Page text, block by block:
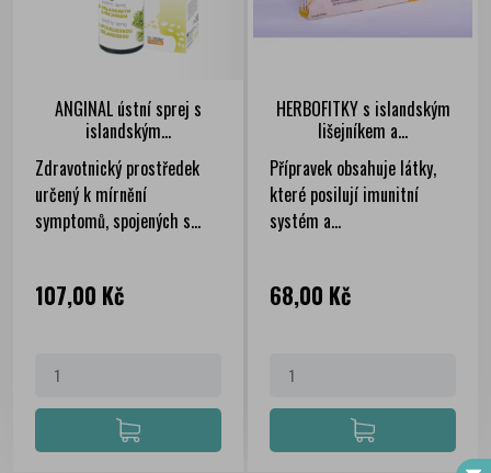
ANGINAL ústní sprej s
islandským...
Zdravotnický prostředek
určený k mírnění
symptomů, spojených s...
Cena
107,00 Kč
HERBOFITKY s islandským
lišejníkem a...
Přípravek obsahuje látky,
které posilují imunitní
systém a...
Cena
68,00 Kč